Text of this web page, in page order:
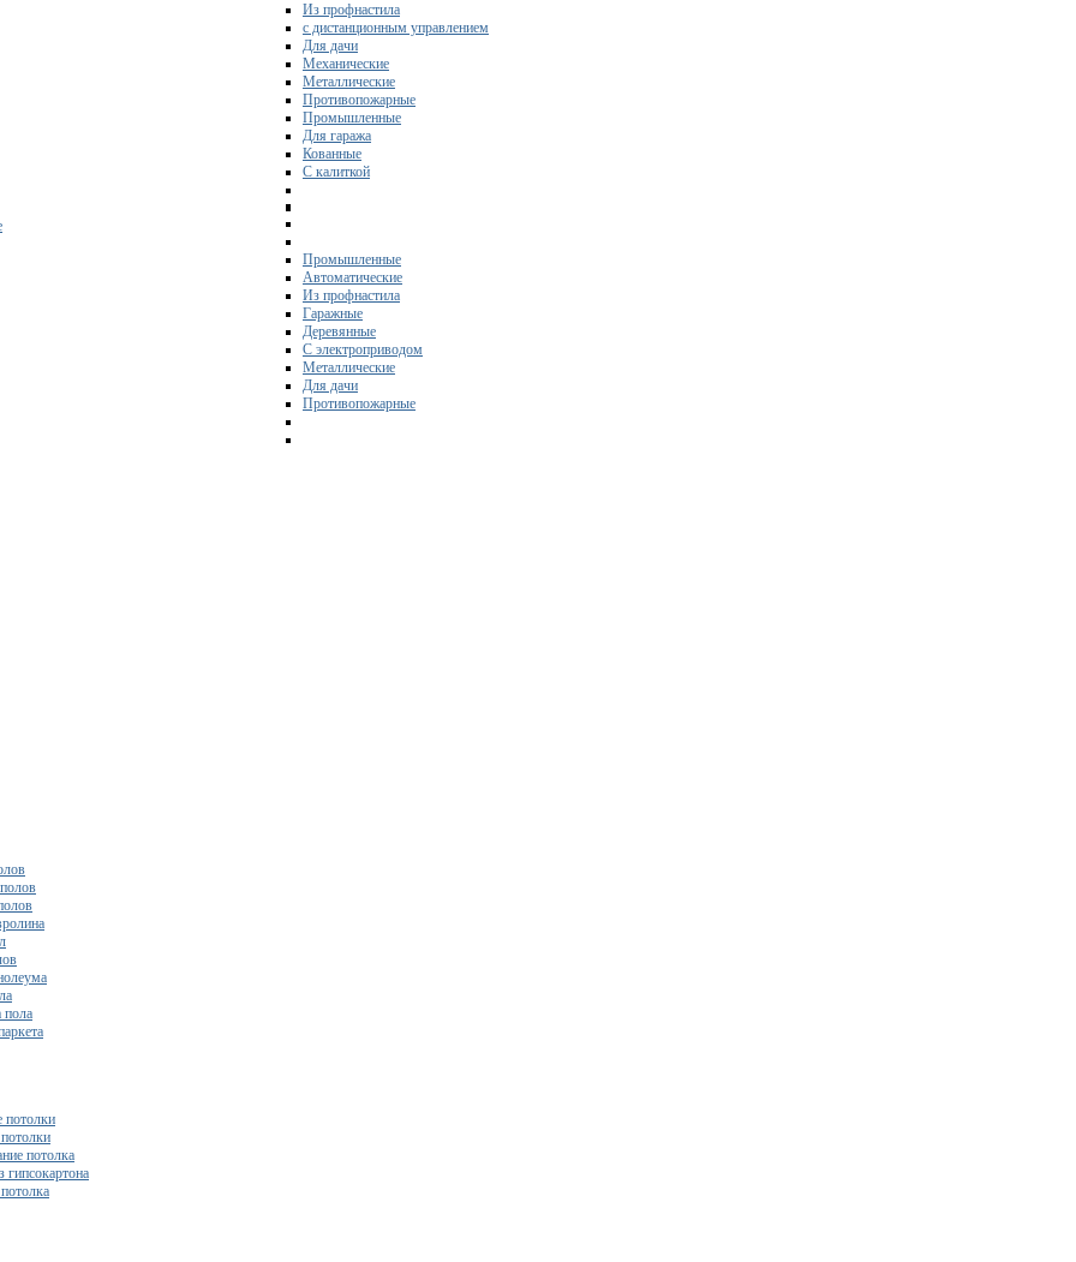
Из профнастила
с дистанционным управлением
Для дачи
Механические
Металлические
Противопожарные
Промышленные
Для гаража
Кованные
С калиткой
Промышленные
Автоматические
Из профнастила
Гаражные
Деревянные
С электроприводом
Металлические
Для дачи
Противопожарные
потолки
потолка
гипсокартона